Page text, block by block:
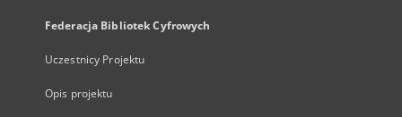
Federacja Bibliotek Cyfrowych
Uczestnicy Projektu
Opis projektu